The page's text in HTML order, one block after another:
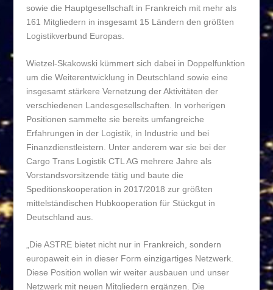
sowie die Hauptgesellschaft in Frankreich mit mehr als
161 Mitgliedern in insgesamt 15 Ländern den größten
Logistikverbund Europas.
Wietzel-Skakowski kümmert sich dabei in Doppelfunktion
um die Weiterentwicklung in Deutschland sowie eine
insgesamt stärkere Vernetzung der Aktivitäten der
verschiedenen Landesgesellschaften. In vorherigen
Positionen sammelte sie bereits umfangreiche
Erfahrungen in der Logistik, in Industrie und bei
Finanzdienstleistern. Unter anderem war sie bei der
Cargo Trans Logistik CTL AG mehrere Jahre als
Vorstandsvorsitzende tätig und baute die
Speditionskooperation in 2017/2018 zur größten
mittelständischen Hubkooperation für Stückgut in
Deutschland aus.
„Die ASTRE bietet nicht nur in Frankreich, sondern
europaweit ein in dieser Form einzigartiges Netzwerk.
Diese Position wollen wir weiter ausbauen und unser
Netzwerk mit neuen Mitgliedern ergänzen. Die